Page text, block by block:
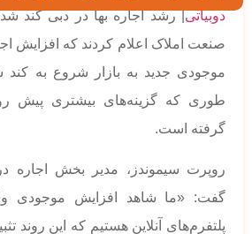
دوبیاتی| رشد اجاره بها در دبی کند
صنعت املاک اعلام کردند که افزایش
موجودی جدید به بازار شروع به
طوری که گزینه‌های بیشتری پیش
گرفته است.
روپرت سیموندز، مدیر بخش اجاره
گفت: «ما شاهد افزایش موجودی
پلتفرم‌های آنلاین هستیم که این روند